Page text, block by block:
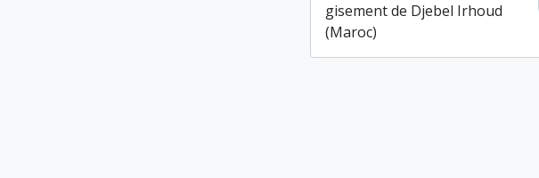
gisement de Djebel Irhoud
(Maroc)